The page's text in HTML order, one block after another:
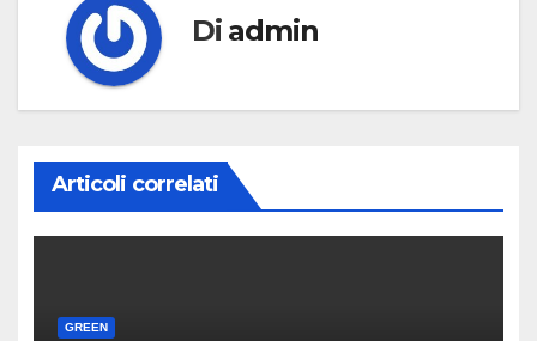
Di admin
Articoli correlati
GREEN